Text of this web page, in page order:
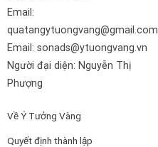
Email:
quatangytuongvang@gmail.com
Email: sonads@ytuongvang.vn
Người đại diện: Nguyễn Thị
Phượng
Về Ý Tưởng Vàng
Quyết định thành lập